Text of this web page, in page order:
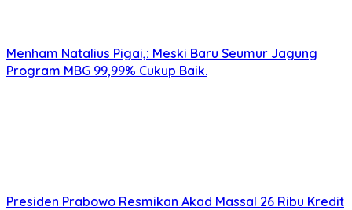
Menham Natalius Pigai,: Meski Baru Seumur Jagung
Program MBG 99,99% Cukup Baik.
Presiden Prabowo Resmikan Akad Massal 26 Ribu Kredit